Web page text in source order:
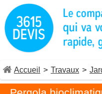
Accueil > Travaux >